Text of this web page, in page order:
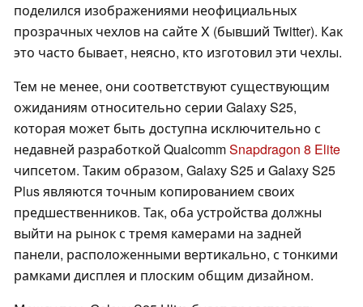
поделился изображениями неофициальных
прозрачных чехлов на сайте X (бывший Twitter). Как
это часто бывает, неясно, кто изготовил эти чехлы.
Тем не менее, они соответствуют существующим
ожиданиям относительно серии Galaxy S25,
которая может быть доступна исключительно с
недавней разработкой QualcommSnapdragon 8 Elite
чипсетом. Таким образом, Galaxy S25 и Galaxy S25
Plus являются точным копированием своих
предшественников. Так, оба устройства должны
выйти на рынок с тремя камерами на задней
панели, расположенными вертикально, с тонкими
рамками дисплея и плоским общим дизайном.